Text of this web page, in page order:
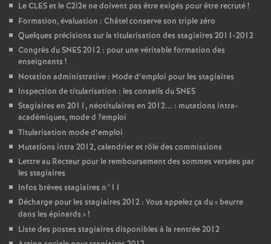
LeCLESet le C2i2e ne doivent pas être exigés pour être recruté!
Formation, évaluation : Châtel conserve son triple zéro
Quelques précisions sur la titularisation des stagiaires 2011-2012
Congrès duSNES2012 : pour une véritable formation des
enseignants !
Notation administrative : Mode d’emploi pour les stagiaires
Inspection de titularisation : les conseils duSNES
Stagiaires en 2011, néotitulaires en 2012... : mutations intra-
académiques, mode d ?emploi
Titularisation mode d’emploi
Mutations intra 2012, calendrier et rôle des commissions
Lettre au Recteur pour le remboursement des sommes versées par
les stagiaires
Infos brèves stagiaires n°11
Décharge pour les stagiaires 2012 : Vous appelez ça du « beurre
dans les épinards »!
Liste des postes stagiaires disponibles à la rentrée 2012